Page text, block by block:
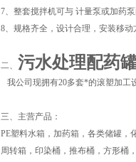
7、整套搅拌机可与 计量泵或加药
8、规格齐全，设计合理，安装移
二、 污水处理配药
我公司现拥有20多套*的滚塑加工
三、 主营产品：
PE塑料水箱，加药箱，各类储罐，
周转箱，印染桶，推布桶，方形桶